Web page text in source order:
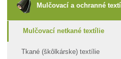
Mulčovací a ochranné
Mulčovací netkané textílie
Tkané (škôlkárske) textílie